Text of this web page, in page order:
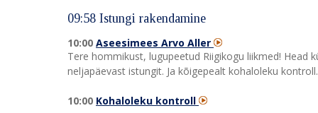
09:58 Istungi rakendamine
10:00 Aseesimees Arvo Aller
Tere hommikust, lugupeetud Riigikogu liikmed! Head
neljapäevast istungit. Ja kõigepealt kohaloleku kontroll.
10:00 Kohaloleku kontroll